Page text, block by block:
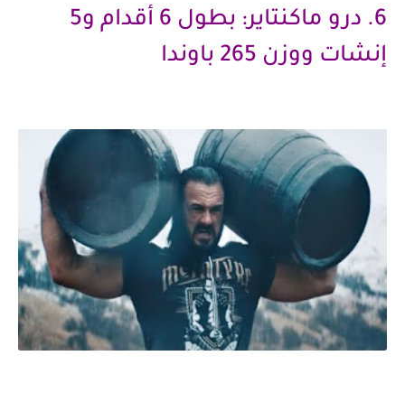
6. درو ماكنتاير: بطول 6 أقدام و5
إنشات ووزن 265 باوندا